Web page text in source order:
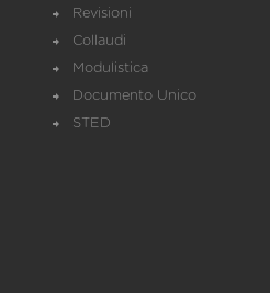
Revisioni
Collaudi
Modulistica
Documento Unico
STED